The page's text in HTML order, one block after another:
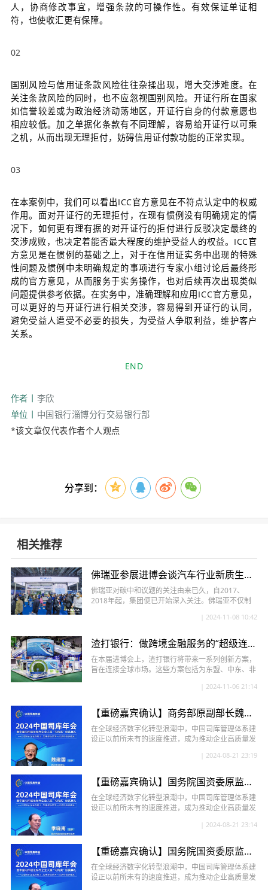
人，协商修改事宜，增强条款的可操作性。有效保证单证相
符，也使收汇更有保障。
02
国别风险与信用证条款风险往往杂揉出现，增大交涉难度。在
关注条款风险的同时，也不应忽视国别风险。开证行所在国家
如信誉较差或为政治经济动荡地区，开证行自身的付款意愿也
相应较低。加之单据化条款有不同理解，容易给开证行以可乘
之机，从而出现无理拒付，妨碍信用证付款功能的正常实现。
03
在本案例中，我们可以看出ICC官方意见在不符点认定中的权威
作用。面对开证行的无理拒付，在现有惯例没有明确规定的情
况下，如何更有理有据的对开证行的拒付进行反驳决定最终的
交涉成败，也决定着能否最大程度的维护受益人的权益。ICC官
方意见是在惯例的基础之上，对于在信用证实务中出现的特殊
性问题及惯例中未明确规定的事项进行专家小组讨论后最终形
成的官方意见，从而服务于实务操作，也对后续再次出现类似
问题提供参考依据。在实务中，准确理解和应用ICC官方意见，
可以更好的与开证行进行相关交涉，容易得到开证行的认同，
避免受益人遭受不必要的损失，为受益人争取利益，维护客户
关系。
END
作者丨 李欣
单位丨 中国银行淄博分行交易银行部
*该文章仅代表作者个人观点
分享到：
相关推荐
佛瑞亚参展进博会谈汽车行业新质生产力：绿色与创新并进
佛瑞亚对碳中和议题的关注由来已久，自2017、
2018年起，集团便已开始深入关注。佛瑞亚不仅制
| 2024-11-08 10:42
渣打银行：做跨境金融服务的“超级连接器”
在本届进博会上，渣打银行将带来一系列创新方案，
旨在连接全球市场。这些方案包括为东盟、中东、非
| 2024-11-06 21:14
【重磅嘉宾确认】商务部原副部长魏建国确认出席2024中国司库年会，共襄“司南奖”颁奖典礼盛举
在全球经济数字化转型浪潮中，中国司库管理体系建
设正以前所未有的速度推进，成为推动企业高质量发
| 2024-08-21 23:19
【重磅嘉宾确认】国务院国资委原监事会主席季晓南确认出席2024中国司库年会，共襄“司南奖”颁奖典礼盛举
在全球经济数字化转型浪潮中，中国司库管理体系建
设正以前所未有的速度推进，成为推动企业高质量发
| 2024-08-21 23:14
【重磅嘉宾确认】国务院国资委原监事会主席季晓南确认出席2024中国司库年会，共襄“司南奖”颁奖典礼盛举
在全球经济数字化转型浪潮中，中国司库管理体系建
设正以前所未有的速度推进，成为推动企业高质量发